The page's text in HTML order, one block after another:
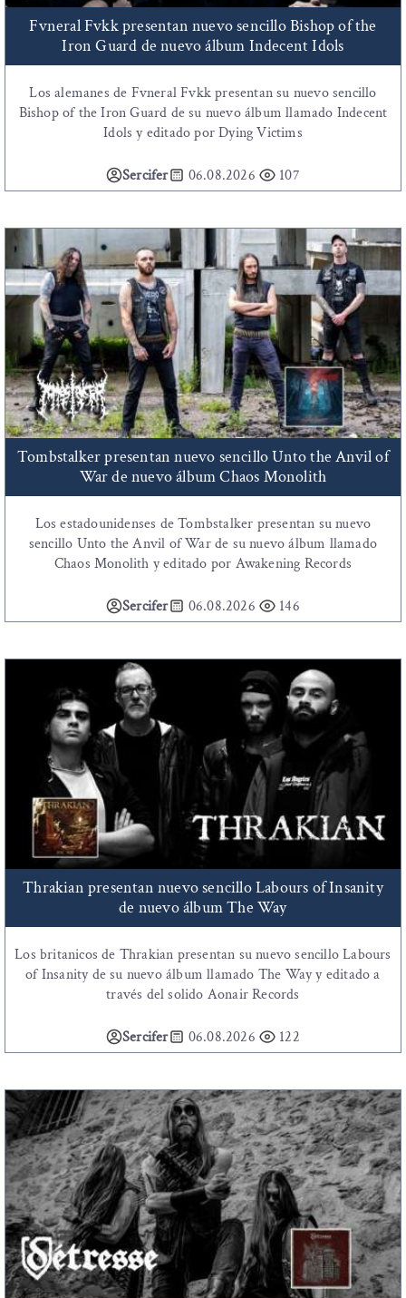
Fvneral Fvkk presentan nuevo sencillo Bishop of the
Iron Guard de nuevo álbum Indecent Idols
Los alemanes de Fvneral Fvkk presentan su nuevo sencillo
Bishop of the Iron Guard de su nuevo álbum llamado Indecent
Idols y editado por Dying Victims
Sercifer 06.08.2026 107
Tombstalker presentan nuevo sencillo Unto the Anvil of
War de nuevo álbum Chaos Monolith
Los estadounidenses de Tombstalker presentan su nuevo
sencillo Unto the Anvil of War de su nuevo álbum llamado
Chaos Monolith y editado por Awakening Records
Sercifer 06.08.2026 146
Thrakian presentan nuevo sencillo Labours of Insanity
de nuevo álbum The Way
Los britanicos de Thrakian presentan su nuevo sencillo Labours
of Insanity de su nuevo álbum llamado The Way y editado a
través del solido Aonair Records
Sercifer 06.08.2026 122